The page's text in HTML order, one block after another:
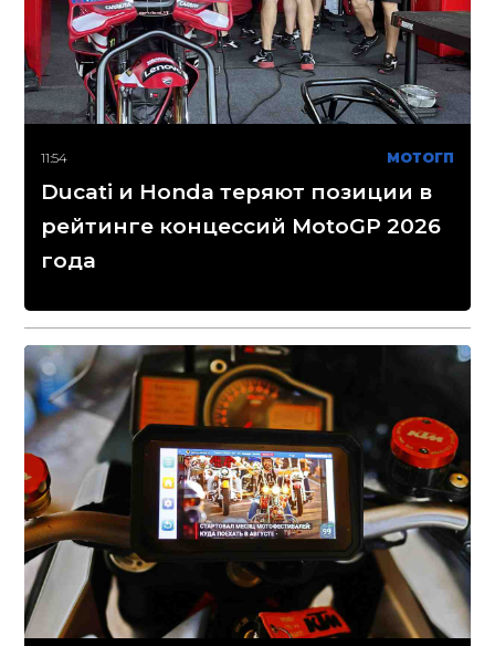
11:54 МОТОГП
Ducati и Honda теряют позиции в
рейтинге концессий MotoGP 2026
года